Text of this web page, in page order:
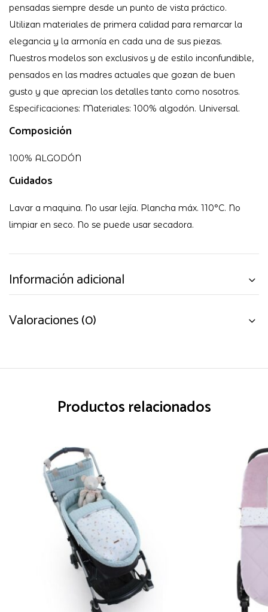
pensadas siempre desde un punto de vista práctico.
Utilizan materiales de primera calidad para remarcar la
elegancia y la armonía en cada una de sus piezas.
Nuestros modelos son exclusivos y de estilo inconfundible,
pensados en las madres actuales que gozan de buen
gusto y que aprecian los detalles tanto como nosotros.
Especificaciones: Materiales: 100% algodón. Universal.
Composición
100% ALGODÓN
Cuidados
Lavar a maquina. No usar lejía. Plancha máx. 110°C. No
limpiar en seco. No se puede usar secadora.
Información adicional
Valoraciones (0)
Productos relacionados